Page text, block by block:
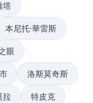
塔
本尼托·華雷斯
眼
洛斯莫奇斯
拉 特皮克